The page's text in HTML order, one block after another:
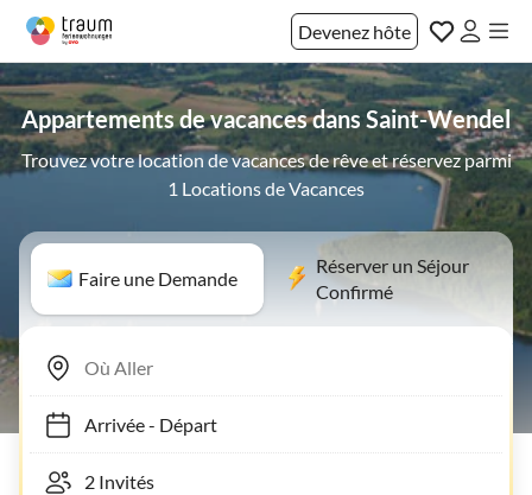
Devenez hôte
Appartements de vacances dans Saint-Wendel
Trouvez votre location de vacances de rêve et réservez parmi
1 Locations de Vacances
Faire une Demande
Réserver un Séjour
Confirmé
Arrivée- Départ